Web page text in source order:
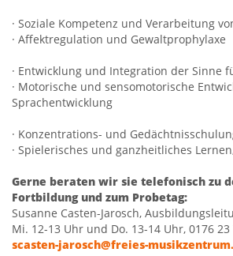
· Soziale Kompetenz und Verarbeitung
· Affektregulation und Gewaltprophylaxe
· Entwicklung und Integration der Sinne
· Motorische und sensomotorische
Sprachentwicklung
· Konzentrations- und
· Spielerisches und ganzheitliches
Gerne beraten wir sie telefonisch zu
Fortbildung und zum Probetag:
Susanne Casten-Jarosch,
Mi. 12-13 Uhr und Do. 13-14 Uhr, 0176 23
scasten-jarosch@freies-